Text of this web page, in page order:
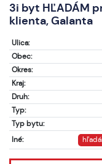
3i byt HĽADÁM
klienta, Galanta
Ulica:
Obec:
Okres:
Kraj:
Druh:
Typ:
Typ bytu:
Iné: